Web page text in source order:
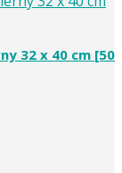
32 x 40 cm [50